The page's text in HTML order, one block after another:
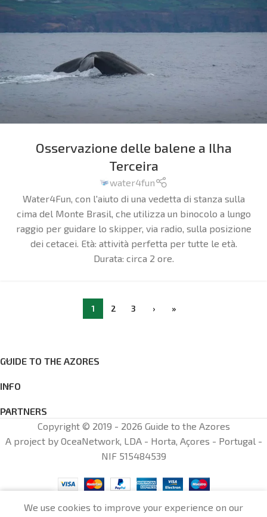
Osservazione delle balene a Ilha
Terceira
water4fun
Water4Fun, con l'aiuto di una vedetta di stanza sulla
cima del Monte Brasil, che utilizza un binocolo a lungo
raggio per guidare lo skipper, via radio, sulla posizione
dei cetacei. Età: attività perfetta per tutte le età.
Durata: circa 2 ore.
1 2 3 › »
GUIDE TO THE AZORES
INFO
PARTNERS
Copyright © 2019 - 2026 Guide to the Azores
A project by OceaNetwork, LDA - Horta, Açores - Portugal -
NIF 515484539
We use cookies to improve your experience on our